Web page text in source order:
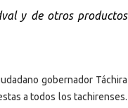
y de otros productos
gobernador Táchira
a todos los tachirenses.